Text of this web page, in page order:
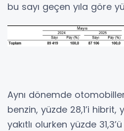
bu sayı geçen yıla göre
Aynı dönemde
benzin, yüzde 28,1’i hibrit,
yakıtlı olurken yüzde